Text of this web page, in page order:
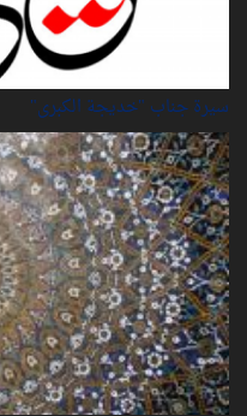
سيرة‌ جناب "خديجة‌ الكبرى"